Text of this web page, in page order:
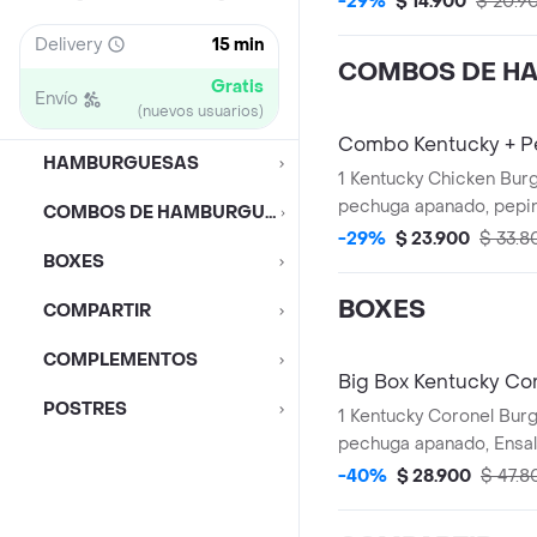
Delivery 15 min
Envío Gratis
(nuevos usuarios)
HAMBURGUESAS
COMBOS DE HAMBURGUESAS
BOXES
COMPARTIR
COMPLEMENTOS
POSTRES
COMBOS DE
Combo Kentucky +
1 Kentucky Chicken
pechuga apanado, pepinillos, mayonesa
premium y mantequilla)
-29% $ 23.900 $
BOXES
Big Box Kentucky
1 Kentucky Coronel Burger (1
pechuga apanado, Ensalada Coleslaw,
BBQ y mantequilla) + 1 Pop Corn
-40% $ 28.900 $